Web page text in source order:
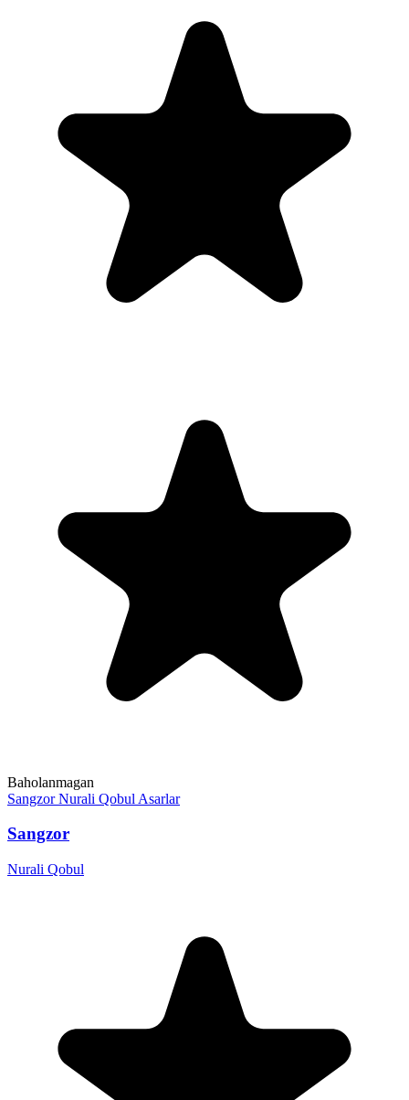
Baholanmagan
Sangzor Nurali Qobul Asarlar
Sangzor
Nurali Qobul